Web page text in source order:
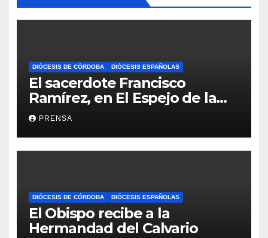
DIÓCESIS DE CÓRDOBA DIÓCESIS ESPAÑOLAS
El sacerdote Francisco
Ramírez, en El Espejo de la
Iglesia
PRENSA
DIÓCESIS DE CÓRDOBA DIÓCESIS ESPAÑOLAS
El Obispo recibe a la
Hermandad del Calvario